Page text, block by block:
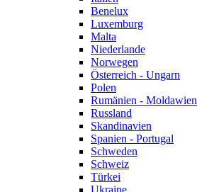
Benelux
Luxemburg
Malta
Niederlande
Norwegen
Österreich - Ungarn
Polen
Rumänien - Moldawien
Russland
Skandinavien
Spanien - Portugal
Schweden
Schweiz
Türkei
Ukraine